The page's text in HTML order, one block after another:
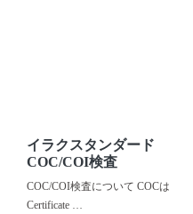
イラクスタンダード
COC/COI検査
COC/COI検査について COCは
Certificate …